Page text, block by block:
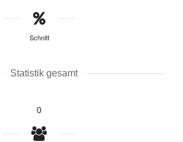
Schnitt
Statistik gesamt
0